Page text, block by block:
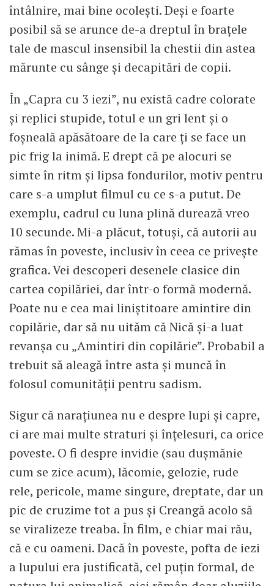
întâlnire, mai bine ocolești. Deși e foarte
posibil să se arunce de-a dreptul în brațele
tale de mascul insensibil la chestii din astea
mărunte cu sânge și decapitări de copii.
În „Capra cu 3 iezi”, nu există cadre colorate
și replici stupide, totul e un gri lent și o
foșneală apăsătoare de la care ți se face un
pic frig la inimă. E drept că pe alocuri se
simte în ritm și lipsa fondurilor, motiv pentru
care s-a umplut filmul cu ce s-a putut. De
exemplu, cadrul cu luna plină durează vreo
10 secunde. Mi-a plăcut, totuși, că autorii au
rămas în poveste, inclusiv în ceea ce privește
grafica. Vei descoperi desenele clasice din
cartea copilăriei, dar într-o formă modernă.
Poate nu e cea mai liniștitoare amintire din
copilărie, dar să nu uităm că Nică și-a luat
revanșa cu „Amintiri din copilărie”. Probabil a
trebuit să aleagă între asta și muncă în
folosul comunității pentru sadism.
Sigur că narațiunea nu e despre lupi și capre,
ci are mai multe straturi și înțelesuri, ca orice
poveste. O fi despre invidie (sau dușmănie
cum se zice acum), lăcomie, gelozie, rude
rele, pericole, mame singure, dreptate, dar un
pic de cruzime tot a pus și Creangă acolo să
se viralizeze treaba. În film, e chiar mai rău,
că e cu oameni. Dacă în poveste, pofta de iezi
a lupului era justificată, cel puțin formal, de